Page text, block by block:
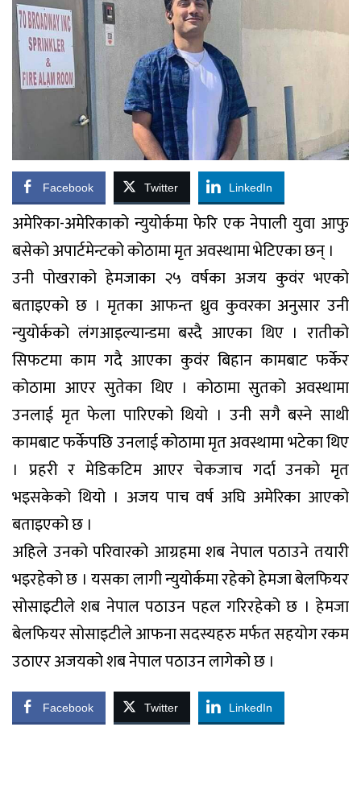
Facebook Twitter LinkedIn
अमेरिका-अमेरिकाको न्युयोर्कमा फेरि एक नेपाली युवा आफु
बसेको अपार्टमेन्टको कोठामा मृत अवस्थामा भेटिएका छन् ।
उनी पोखराको हेमजाका २५ वर्षका अजय कुवंर भएको
बताइएको छ । मृतका आफन्त ध्रुव कुवरका अनुसार उनी
न्युयोर्कको लंगआइल्यान्डमा बस्दै आएका थिए । रातीको
सिफटमा काम गदै आएका कुवंर बिहान कामबाट फर्केर
कोठामा आएर सुतेका थिए । कोठामा सुतको अवस्थामा
उनलाई मृत फेला पारिएको थियो । उनी सगै बस्ने साथी
कामबाट फर्केपछि उनलाई कोठामा मृत अवस्थामा भटेका थिए
। प्रहरी र मेडिकटिम आएर चेकजाच गर्दा उनको मृत
भइसकेको थियो । अजय पाच वर्ष अघि अमेरिका आएको
बताइएको छ ।
अहिले उनको परिवारको आग्रहमा शब नेपाल पठाउने तयारी
भइरहेको छ । यसका लागी न्युयोर्कमा रहेको हेमजा बेलफियर
सोसाइटीले शब नेपाल पठाउन पहल गरिरहेको छ । हेमजा
बेलफियर सोसाइटीले आफना सदस्यहरु मर्फत सहयोग रकम
उठाएर अजयको शब नेपाल पठाउन लागेको छ ।
Facebook Twitter LinkedIn